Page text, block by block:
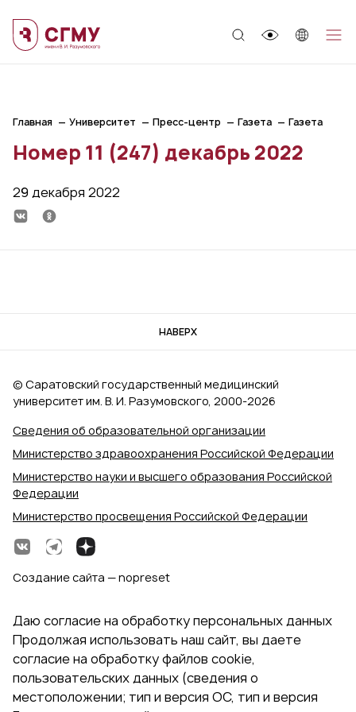
Главная Университет Пресс-центр Газета Газета
Номер 11 (247) декабрь 2022
29 декабря 2022
НАВЕРХ
Сведения об образовательной организации
Министерство здравоохранения Российской Федерации
Министерство науки и высшего образования Российской
Федерации
Министерство просвещения Российской Федерации
© Саратовский государственный медицинский
университет им. В. И. Разумовского, 2000‑2026
Создание сайта — nopreset
Даю согласие на обработку персональных данных
Продолжая использовать наш сайт, вы даете
согласие на обработку файлов cookie,
пользовательских данных (сведения о
местоположении; тип и версия ОС, тип и версия